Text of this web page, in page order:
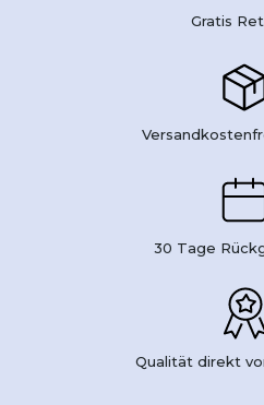
Gratis
30 Tage
Qualität direkt